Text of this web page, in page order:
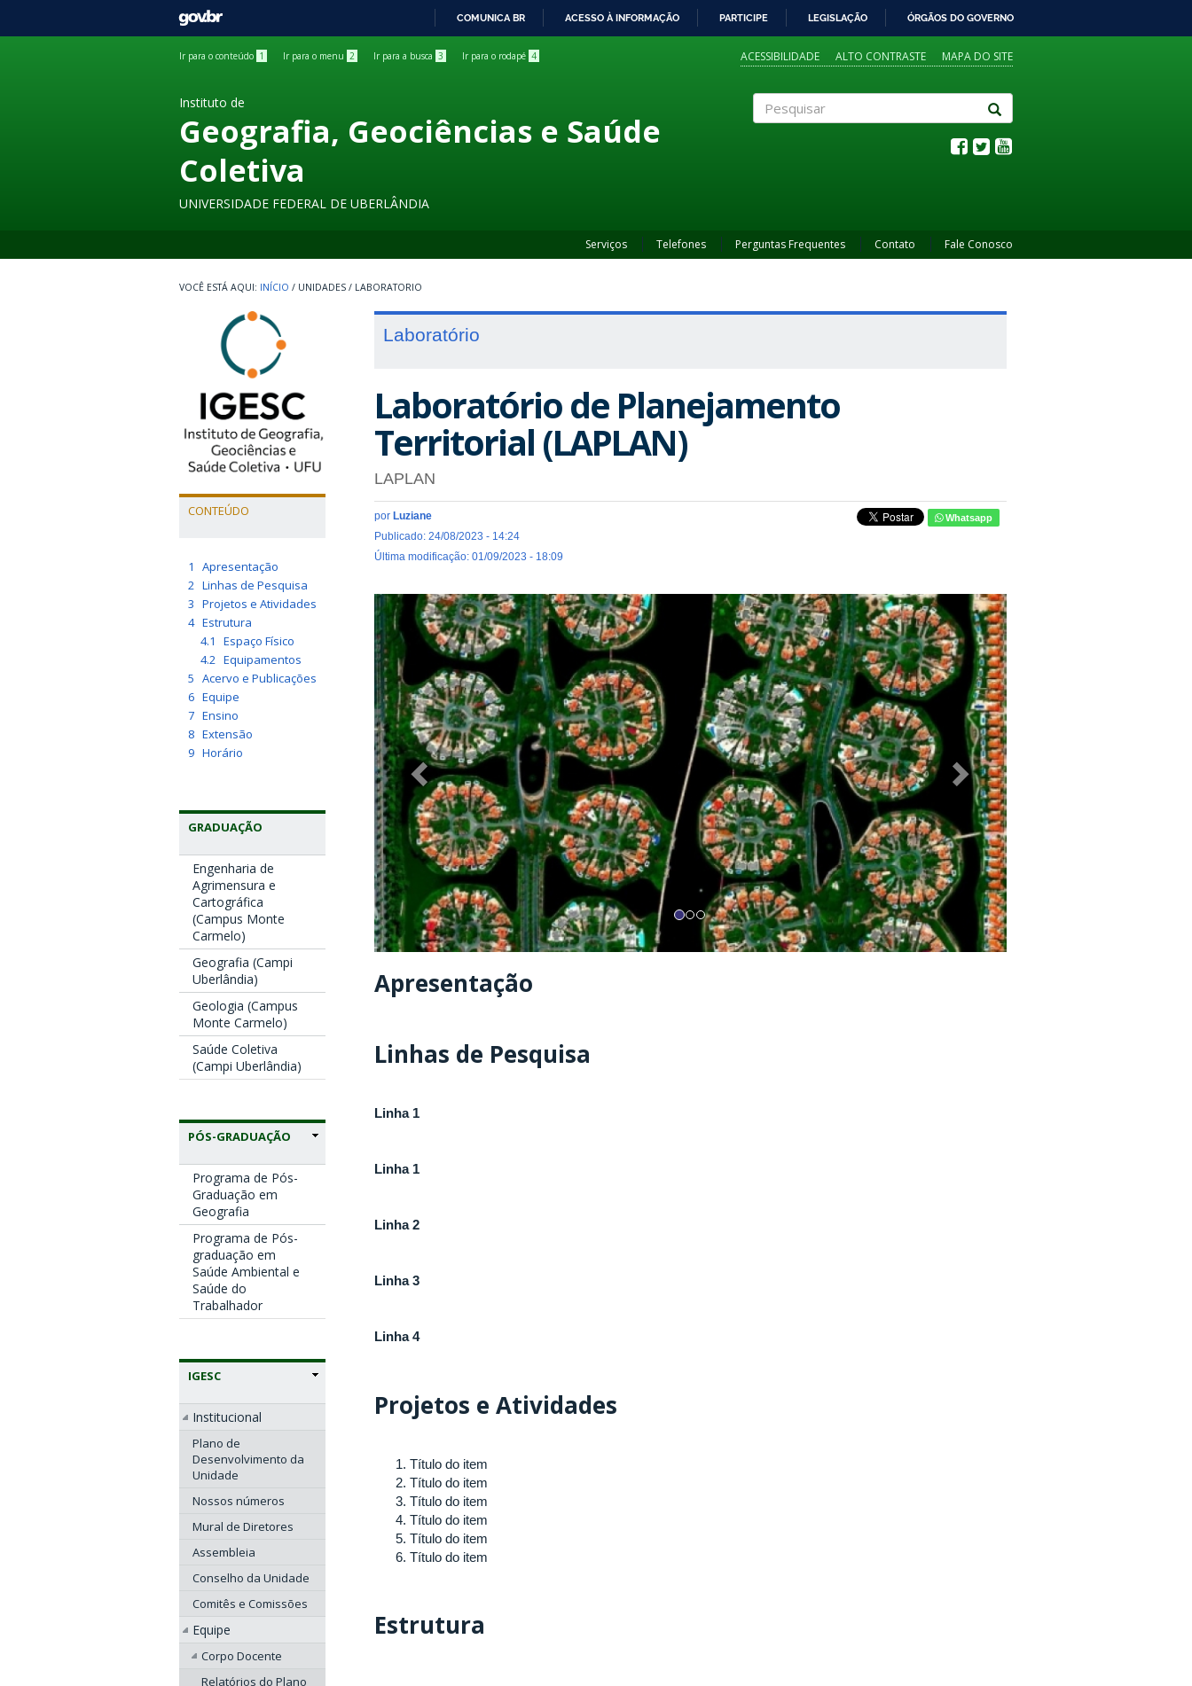
GOVBR
COMUNICA BR ACESSO À INFORMAÇÃO PARTICIPE LEGISLAÇÃO ÓRGÃOS DO GOVERNO
Ir para o conteúdo 1 Ir para o menu 2 Ir para a busca 3 Ir para o rodapé 4 ACESSIBILIDADE ALTO CONTRASTE MAPA DO SITE
Instituto de
Geografia, Geociências e Saúde
Coletiva
UNIVERSIDADE FEDERAL DE UBERLÂNDIA
Serviços Telefones Perguntas Frequentes Contato Fale Conosco
INÍCIO / UNIDADES / LABORATORIO
CONTEÚDO
1
Apresentação
2 Linhas de Pesquisa
3 Projetos e Atividades
4 Estrutura
4.1
Espaço Físico
4.2 Equipamentos
5 Acervo e Publicações
6 Equipe
7 Ensino
8 Extensão
9 Horário
GRADUAÇÃO
Engenharia de
Agrimensura e
Cartográfica
(Campus Monte
Carmelo)
Geografia (Campi
Uberlândia)
Geologia (Campus
Monte Carmelo)
Saúde Coletiva
(Campi Uberlândia)
PÓS-GRADUAÇÃO
Programa de Pós-
Graduação em
Geografia
Programa de Pós-
graduação em
Saúde Ambiental e
Saúde do
Trabalhador
IGESC
Institucional
Plano de
Desenvolvimento da
Unidade
Nossos números
Mural de Diretores
Assembleia
Conselho da Unidade
Comitês e Comissões
Equipe
Corpo Docente
Relatórios do Plano
Laboratório
Laboratório de Planejamento
Territorial (LAPLAN)
LAPLAN
por Luziane
Publicado: 24/08/2023 - 14:24
Última modificação: 01/09/2023 - 18:09
Whatsapp
Previous Next
Apresentação
Linhas de Pesquisa
Linha 1
Linha 1
Linha 2
Linha 3
Linha 4
Projetos e Atividades
Título do item
Título do item
Título do item
Título do item
Título do item
Título do item
Estrutura